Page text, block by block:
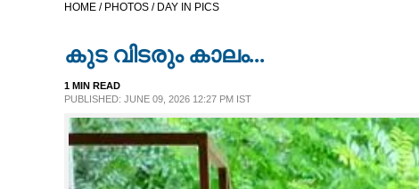
CASE DIARY
HOME / PHOTOS / DAY IN PICS
കുട വിടരും കാലം...
1 MIN READ
PUBLISHED: JUNE 09, 2026 12:27 PM IST